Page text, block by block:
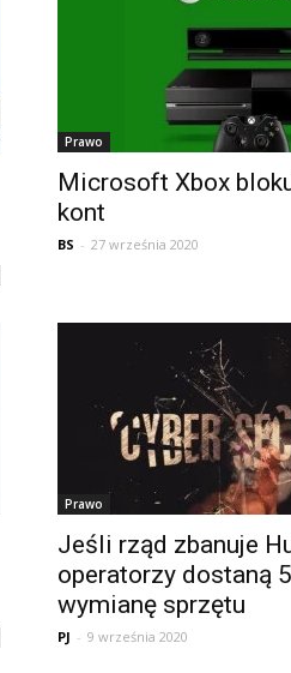
Prawo
Microsoft Xbox
kont
BS - 27 września 2020
Prawo
Jeśli rząd zbanuje
operatorzy dostaną
wymianę sprzętu
PJ - 9 września 2020